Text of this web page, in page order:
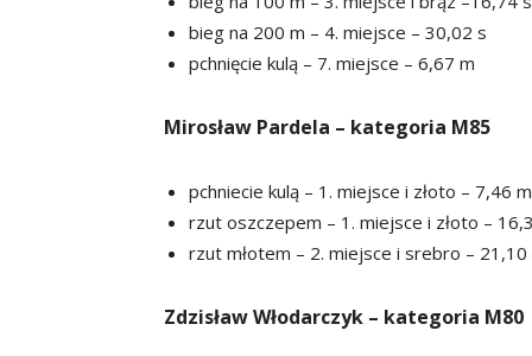
bieg na 200 m – 4. miejsce – 30,02 s
pchnięcie kulą – 7. miejsce – 6,67 m
Mirosław Pardela – kategoria M85
pchniecie kulą – 1. miejsce i złoto – 7,46 m
rzut oszczepem – 1. miejsce i złoto –
rzut młotem – 2. miejsce i srebro – 21,10
Zdzisław Włodarczyk – kategoria M80